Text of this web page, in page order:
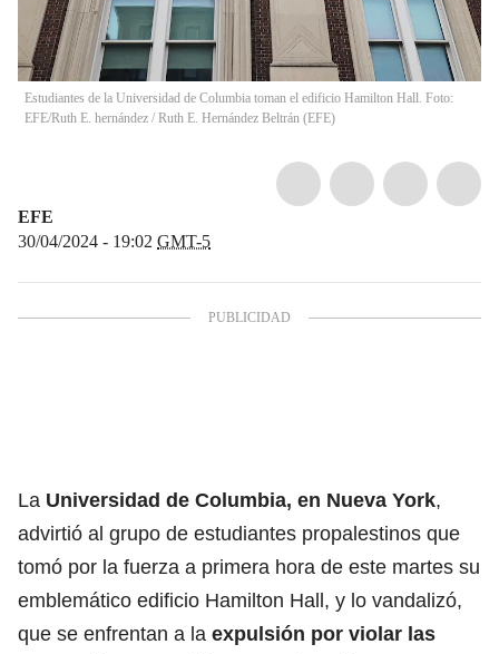
Estudiantes de la Universidad de Columbia toman el edificio Hamilton Hall. Foto:
EFE/Ruth E. hernández / Ruth E. Hernández Beltrán (EFE)
EFE
30/04/2024 - 19:02 GMT-5
La Universidad de Columbia, en Nueva York,
advirtió al grupo de estudiantes propalestinos que
tomó por la fuerza a primera hora de este martes su
emblemático edificio Hamilton Hall, y lo vandalizó,
que se enfrentan a la expulsión por violar las